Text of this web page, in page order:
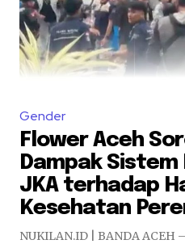
Gender
Flower Aceh
Dampak Sistem
JKA terhadap
Kesehatan
NUKILAN.ID | BANDA